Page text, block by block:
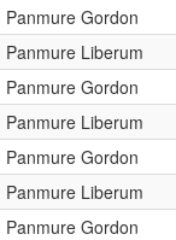
Panmure Gordon
Panmure Liberum
Panmure Gordon
Panmure Liberum
Panmure Gordon
Panmure Liberum
Panmure Gordon